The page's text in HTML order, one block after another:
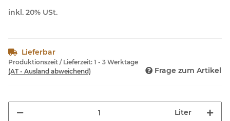
inkl. 20% USt.
Lieferbar
Produktionszeit / Lieferzeit: 1 - 3 Werktage
(AT - Ausland abweichend)
Frage zum Artikel
Liter